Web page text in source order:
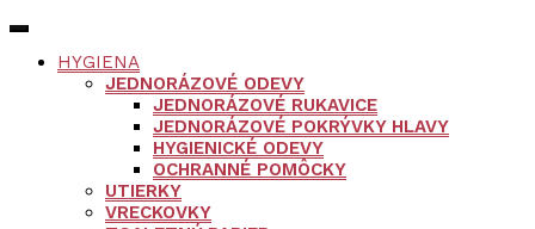
HYGIENA
JEDNORÁZOVÉ ODEVY
JEDNORÁZOVÉ RUKAVICE
JEDNORÁZOVÉ POKRÝVKY HLAVY
HYGIENICKÉ ODEVY
OCHRANNÉ POMÔCKY
UTIERKY
VRECKOVKY